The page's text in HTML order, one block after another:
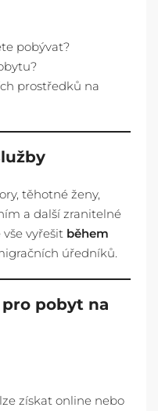
pobývat?
prostředků na
těhotné ženy,
a další zranitelné
vyřešit během
úředníků.
pobyt na
získat online nebo